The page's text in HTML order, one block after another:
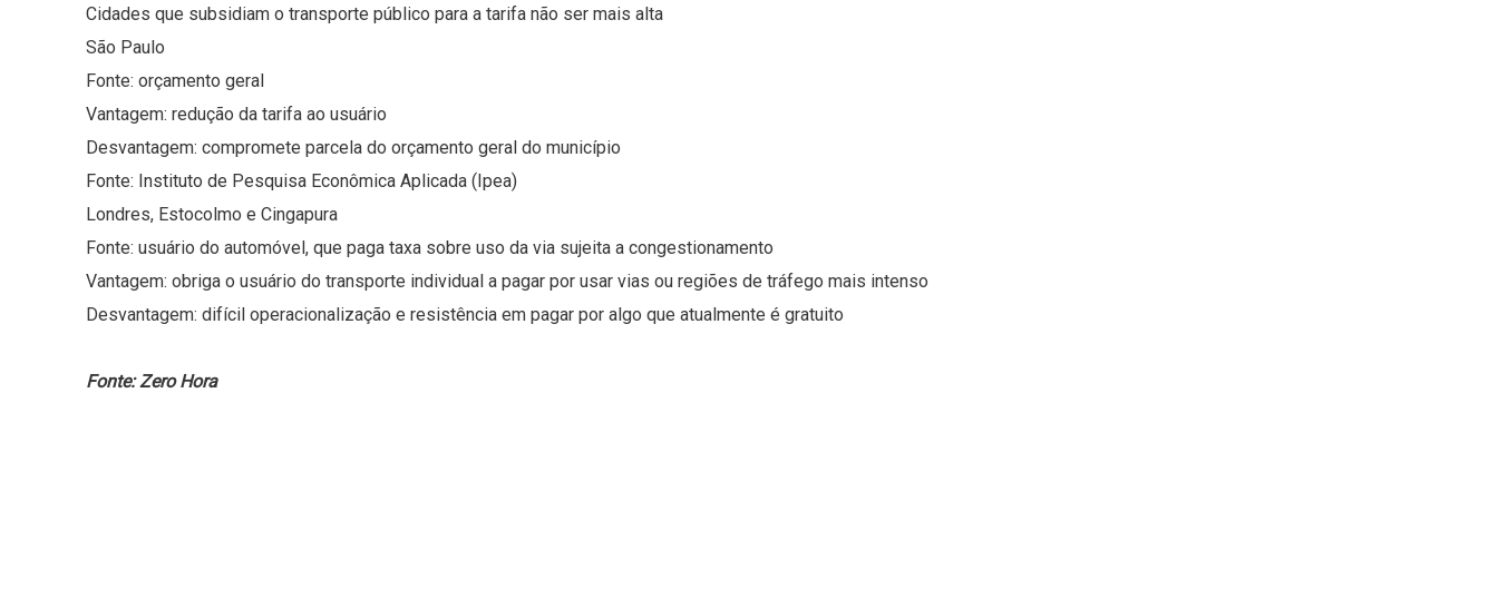
Cidades que subsidiam o transporte público para a tarifa não ser mais alta
São Paulo
Fonte: orçamento geral
Vantagem: redução da tarifa ao usuário
Desvantagem: compromete parcela do orçamento geral do município
Fonte: Instituto de Pesquisa Econômica Aplicada (Ipea)
Londres, Estocolmo e Cingapura
Fonte: usuário do automóvel, que paga taxa sobre uso da via sujeita a congestionamento
Vantagem: obriga o usuário do transporte individual a pagar por usar vias ou regiões de tráfego mais intenso
Desvantagem: difícil operacionalização e resistência em pagar por algo que atualmente é gratuito
Fonte: Zero Hora